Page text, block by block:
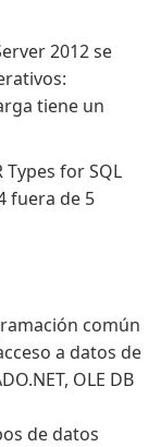
2012 se
tiene un
for SQL
fuera de 5
común
a datos de
OLE DB
de datos